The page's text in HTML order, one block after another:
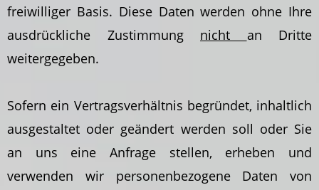
freiwilliger Basis. Diese Daten werden ohne Ihre
ausdrückliche Zustimmung nicht an Dritte
weitergegeben.
Sofern ein Vertragsverhältnis begründet, inhaltlich
ausgestaltet oder geändert werden soll oder Sie
an uns eine Anfrage stellen, erheben und
verwenden wir personenbezogene Daten von